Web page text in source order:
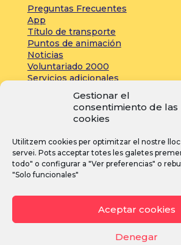
Gestionar el
consentimiento de las
cookies
Utilitzem cookies per optimitzar el nostre
servei. Pots acceptar totes les galetes
todo" o configurar a "Ver preferencias" o
"Solo funcionales"
Aceptar cookies
Denegar
Preguntas Frecuentes
App
Título de transporte
Puntos de animación
Noticias
Voluntariado 2000
Servicios adicionales
Zona de prensa:
Acreditaciones
Inscripciones
Noticias
I F Y